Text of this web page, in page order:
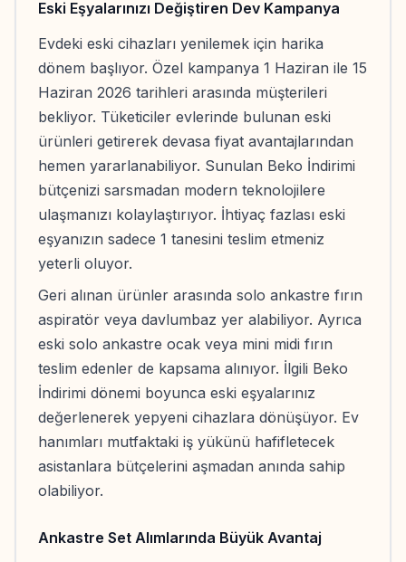
Eski Eşyalarınızı Değiştiren Dev Kampanya
Evdeki eski cihazları yenilemek için harika
dönem başlıyor. Özel kampanya 1 Haziran ile 15
Haziran 2026 tarihleri arasında müşterileri
bekliyor. Tüketiciler evlerinde bulunan eski
ürünleri getirerek devasa fiyat avantajlarından
hemen yararlanabiliyor. Sunulan Beko İndirimi
bütçenizi sarsmadan modern teknolojilere
ulaşmanızı kolaylaştırıyor. İhtiyaç fazlası eski
eşyanızın sadece 1 tanesini teslim etmeniz
yeterli oluyor.
Geri alınan ürünler arasında solo ankastre fırın
aspiratör veya davlumbaz yer alabiliyor. Ayrıca
eski solo ankastre ocak veya mini midi fırın
teslim edenler de kapsama alınıyor. İlgili Beko
İndirimi dönemi boyunca eski eşyalarınız
değerlenerek yepyeni cihazlara dönüşüyor. Ev
hanımları mutfaktaki iş yükünü hafifletecek
asistanlara bütçelerini aşmadan anında sahip
olabiliyor.
Ankastre Set Alımlarında Büyük Avantaj